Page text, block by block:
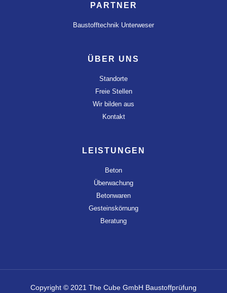
PARTNER
Baustofftechnik Unterweser
ÜBER UNS
Standorte
Freie Stellen
Wir bilden aus
Kontakt
LEISTUNGEN
Beton
Überwachung
Betonwaren
Gesteinskörnung
Beratung
Copyright © 2021 The Cube GmbH Baustoffprüfung